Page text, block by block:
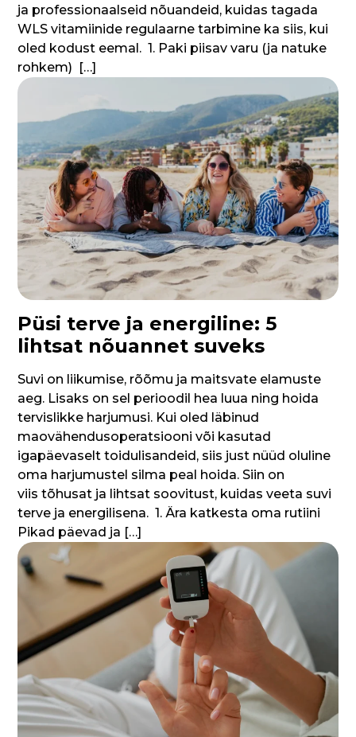
ja professionaalseid nõuandeid, kuidas tagada
WLS vitamiinide regulaarne tarbimine ka siis, kui
oled kodust eemal. 1. Paki piisav varu (ja natuke
rohkem) […]
Püsi terve ja energiline: 5
lihtsat nõuannet suveks
Suvi on liikumise, rõõmu ja maitsvate elamuste
aeg. Lisaks on sel perioodil hea luua ning hoida
tervislikke harjumusi. Kui oled läbinud
maovähendusoperatsiooni või kasutad
igapäevaselt toidulisandeid, siis just nüüd oluline
oma harjumustel silma peal hoida. Siin on
viis tõhusat ja lihtsat soovitust, kuidas veeta suvi
terve ja energilisena. 1. Ära katkesta oma rutiini
Pikad päevad ja […]